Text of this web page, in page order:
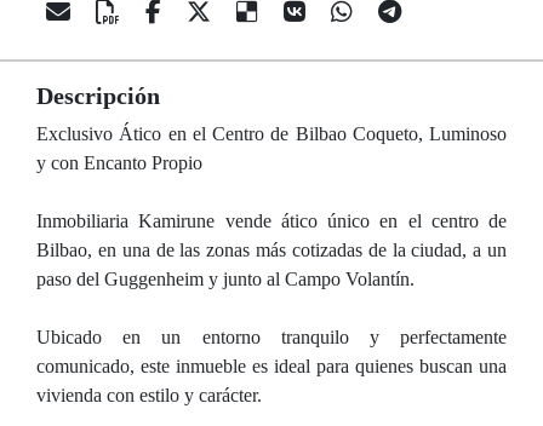
Descripción
Exclusivo Ático en el Centro de Bilbao Coqueto, Luminoso
y con Encanto Propio
Inmobiliaria Kamirune vende ático único en el centro de
Bilbao, en una de las zonas más cotizadas de la ciudad, a un
paso del Guggenheim y junto al Campo Volantín.
Ubicado en un entorno tranquilo y perfectamente
comunicado, este inmueble es ideal para quienes buscan una
vivienda con estilo y carácter.